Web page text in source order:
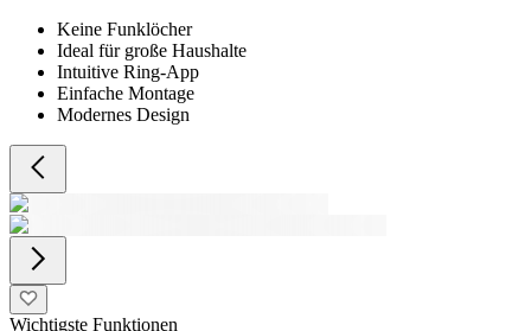
Keine Funklöcher
Ideal für große Haushalte
Intuitive Ring-App
Einfache Montage
Modernes Design
Wichtigste Funktionen